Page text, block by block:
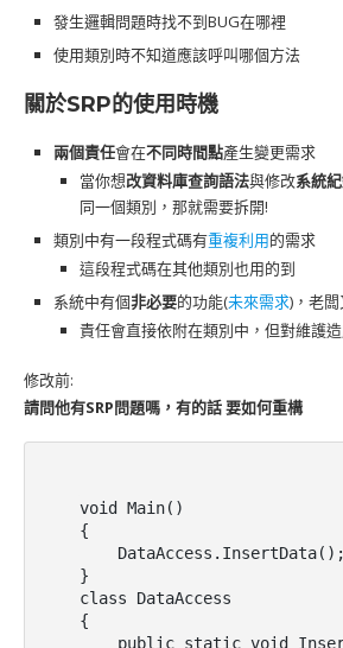
發生邏輯問題時找不到BUG在哪裡
使用類別時不知道應該呼叫哪個方法
關於SRP的使用時機
兩個責任會在不同時間點產生變更需求
當你想改資料庫查詢語法與修改系統
同一個類別，那就需要拆開!
類別中有一段程式碼有重複利用的需求
這段程式碼在其他類別也用的到
系統中有個非必要的功能(未來需求)，老
責任會直接依附在類別中，但對維護
修改前:
請問他有SRP問題嗎，有的話 要如何重構
void Main()
{
}
class DataAccess
{